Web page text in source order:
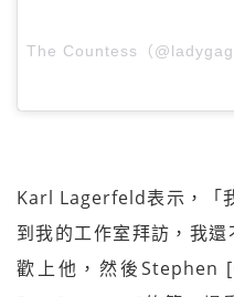
The Countess（
Karl Lagerfeld表示，「
到我的工作室拜訪，我
歡上他，然後Stephen